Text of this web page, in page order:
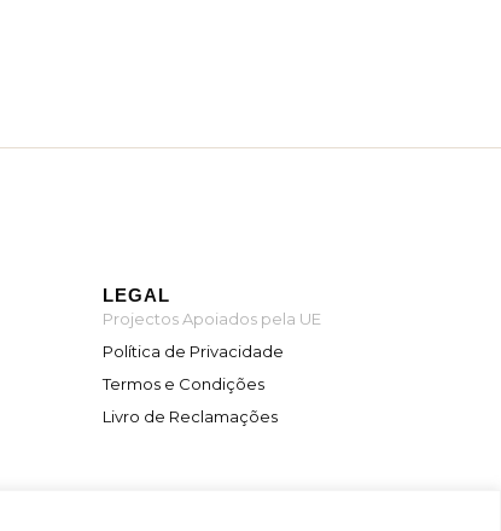
LEGAL
Projectos Apoiados pela UE
Política de Privacidade
Termos e Condições
Livro de Reclamações